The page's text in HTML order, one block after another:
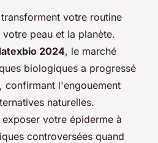
votre routine
peau et la planète.
2024, le marché
biologiques a progressé
confirmant l'engouement
naturelles.
votre épiderme à
controversées quand